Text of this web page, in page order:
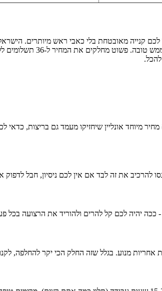
קנייה מאובטחת בלי כאבי ראש מיותרים.
זה. אז הובלה והרכבה? יש. מסלול
את זה לבד אם אין לכם ניסיון, חבל לדפוק
- ככה יהיה לכם קל להרים ולהוריד את הרצועה בכל